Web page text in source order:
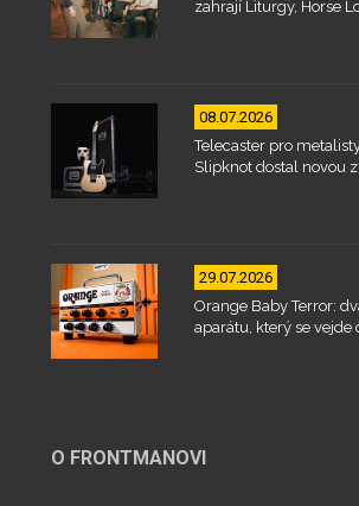
zahrají Liturgy, Horse
08.07.2026
Telecaster pro
Slipknot dostal novou
29.07.2026
Orange Baby Terror:
aparátu, který se vejde
O FRONTMANOVI